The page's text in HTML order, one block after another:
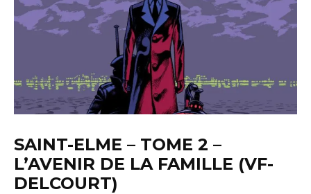
SAINT-ELME – TOME 2 –
L’AVENIR DE LA FAMILLE (VF-
DELCOURT)